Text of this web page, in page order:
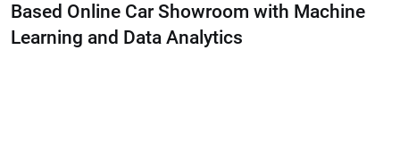
Based Online Car Showroom with Machine
Learning and Data Analytics